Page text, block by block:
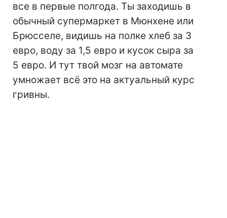
все в первые полгода. Ты заходишь в
обычный супермаркет в Мюнхене или
Брюсселе, видишь на полке хлеб за 3
евро, воду за 1,5 евро и кусок сыра за
5 евро. И тут твой мозг на автомате
умножает всё это на актуальный курс
гривны.